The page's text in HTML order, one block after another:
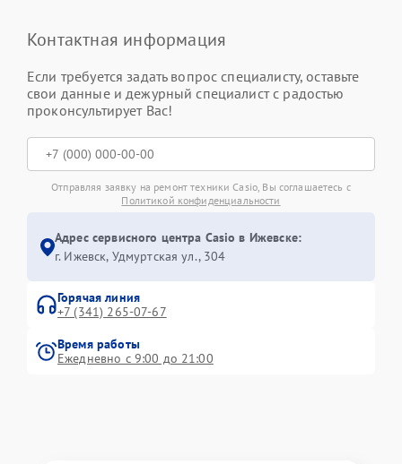
Контактная информация
Если требуется задать вопрос специалисту, оставьте
свои данные и дежурный специалист с радостью
проконсультирует Вас!
Отправляя заявку на ремонт техники Casio, Вы соглашаетесь с
Политикой конфиденциальности
Адрес сервисного центра Casio в Ижевске:
г. Ижевск, Удмуртская ул., 304
Горячая линия
+7 (341) 265-07-67
Время работы
Ежедневно с 9:00 до 21:00